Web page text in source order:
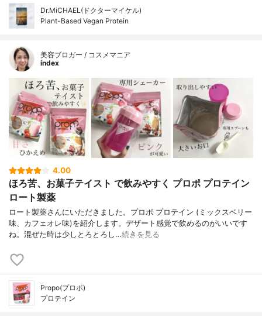
Dr.MiCHAEL(ドクターマイケル)
Plant-Based Vegan Protein
美容ブロガー / コスメマニア
index
4.00
ほろ苦、お菓子テイスト で飲みやすく プロポ プロテイン
ロート製薬
ロート製薬さんにいただきました。プロポ プロテイン (ミックスベリー
味、カフェオレ味)を紹介します。デザート感覚で飲めるのがいいです
ね。混ぜた時は少しとろとろし…続きを見る
Propo(プロポ)
プロテイン